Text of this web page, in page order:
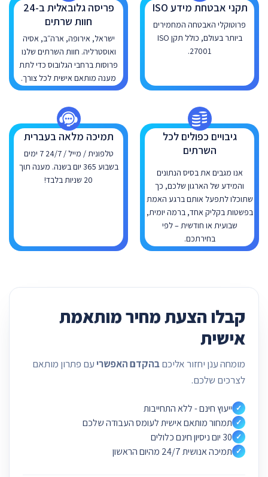
תקני אבטחת מידע ISO
פרוטוקלי האבטחה המחמירים
ביותר בעולם, כולל תקן ISO
27001.
פריסה גלובאלית ב-24
חוות שרתים
ישראל, אירופה, ארה״ב, אסיה
ואוסטרליה. חוות השרתים שלנו
פרוסות ברחבי הגלובוס כדי לתת
מענה מותאם אישית לכל צורך.
גיבויים כפולים לכל
השרתים
אנו מגבים את בסיס הנתונים
והמידע של הארגון שלכם, כך
שתוכלו לתפעל אותם ברגע האמת
בפשטות בקליק אחד, ברמה יומית,
שבועית או חודשית – לפי
בחירתכם.
תמיכה מלאה בעברית
טלפונית / מייל / 24/7 7 ימים
בשבוע 365 יום בשנה. מענה תוך
20 שניות בלבד!
קבלו הצעת מחיר מותאמת
אישית
מומחה ענן יחזור אליכםבהקדם האפשרי עם פתרון מותאם
לצרכים שלכם.
✓ ייעוץ חינם - ללא התחייבות
✓ תמחור מותאם אישית לעומס העבודה שלכם
✓ 30 יום ניסיון חינם כלולים
✓ תמיכה אנושית 24/7 מהיום הראשון